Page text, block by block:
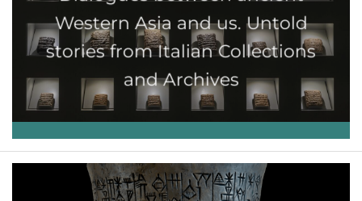
Western Asia and us. Untold
stories from Italian Collections
and Archives